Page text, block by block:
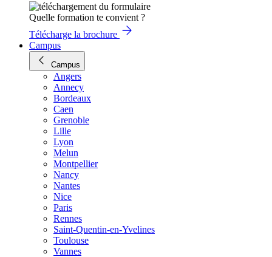
Quelle formation te convient ?
Télécharge la brochure
Campus
Campus
Angers
Annecy
Bordeaux
Caen
Grenoble
Lille
Lyon
Melun
Montpellier
Nancy
Nantes
Nice
Paris
Rennes
Saint-Quentin-en-Yvelines
Toulouse
Vannes